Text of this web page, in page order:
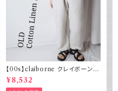
【00s】claiborne クレイボーン リ
ネンコットンパンツ ツータック
¥8,532